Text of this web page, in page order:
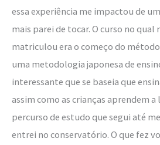
essa experiência me impactou de
mais parei de tocar. O curso no qual
matriculou era o começo do
uma metodologia japonesa de
interessante que se baseia que
assim como as crianças aprendem
percurso de estudo que segui até
entrei no conservatório. O que fez